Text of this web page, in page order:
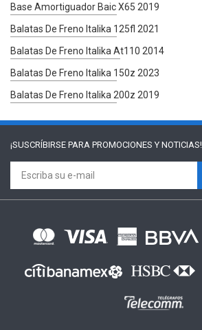
Base Amortiguador Baic X65 2019
Balatas De Freno Italika 125fl 2021
Balatas De Freno Italika At110 2014
Balatas De Freno Italika 150z 2023
Balatas De Freno Italika 200z 2019
¡SUSCRÍBIRSE PARA PROMOCIONES Y NOTICIAS!